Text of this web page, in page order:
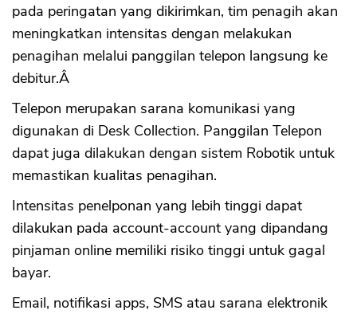
pada peringatan yang dikirimkan, tim penagih akan
meningkatkan intensitas dengan melakukan
penagihan melalui panggilan telepon langsung ke
debitur.Â
Telepon merupakan sarana komunikasi yang
digunakan di Desk Collection. Panggilan Telepon
dapat juga dilakukan dengan sistem Robotik untuk
memastikan kualitas penagihan.
Intensitas penelponan yang lebih tinggi dapat
dilakukan pada account-account yang dipandang
pinjaman online memiliki risiko tinggi untuk gagal
bayar.
Email, notifikasi apps, SMS atau sarana elektronik